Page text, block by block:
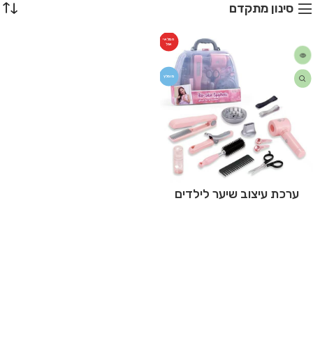
סינון מתקדם
המלאי
אזל
מומלץ
ערכת עיצוב שיער לילדים